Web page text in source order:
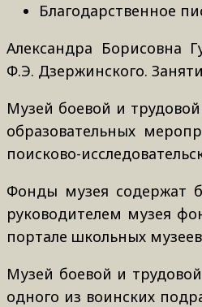
Благодарственное
Александра Борисовна
Ф.Э. Дзержинского.
Музей боевой и
образовательных
поисково-
Фонды музея содержат
руководителем музея
портале школьных
Музей боевой и
одного из воинских